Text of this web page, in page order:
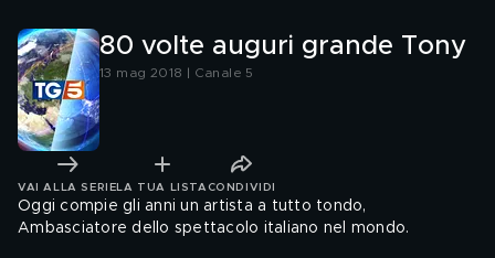
80 volte auguri grande Tony
13 mag 2018 | Canale 5
VAI ALLA SERIE LA TUA LISTA CONDIVIDI
Oggi compie gli anni un artista a tutto tondo,
Ambasciatore dello spettacolo italiano nel mondo.